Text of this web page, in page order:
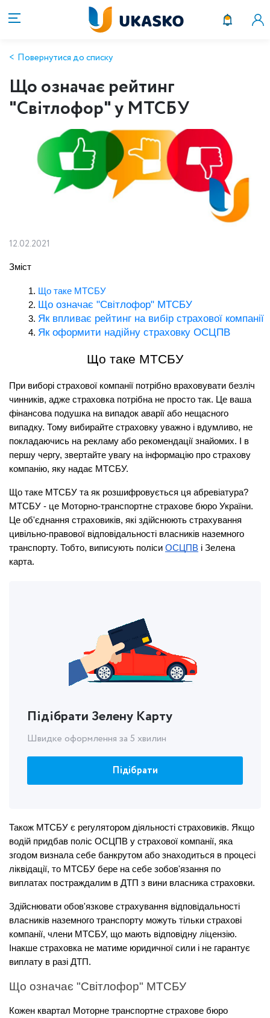
Повернутися до списку
Що означає рейтинг
"Світлофор" у МТСБУ
12.02.2021
Зміст
Що таке МТСБУ
Що означає "Світлофор" МТСБУ
Як впливає рейтинг на вибір страхової компанії
Як оформити надійну страховку ОСЦПВ
Що таке МТСБУ
При виборі страхової компанії потрібно враховувати безліч
чинників, адже страховка потрібна не просто так. Це ваша
фінансова подушка на випадок аварії або нещасного
випадку. Тому вибирайте страховку уважно і вдумливо, не
покладаючись на рекламу або рекомендації знайомих. І в
першу чергу, звертайте увагу на інформацію про страхову
компанію, яку надає МТСБУ.
Що таке МТСБУ та як розшифровується ця абревіатура?
МТСБУ - це Моторно-транспортне страхове бюро України.
Це об'єднання страховиків, які здійснюють страхування
цивільно-правової відповідальності власників наземного
транспорту. Тобто, виписують поліси ОСЦПВ і Зелена
карта.
Підібрати Зелену Карту
Швидке оформлення за 5 хвилин
Підібрати
Також МТСБУ є регулятором діяльності страховиків. Якщо
водій придбав поліс ОСЦПВ у страхової компанії, яка
згодом визнала себе банкрутом або знаходиться в процесі
ліквідації, то МТСБУ бере на себе зобов'язання по
виплатах постраждалим в ДТП з вини власника страховки.
Здійснювати обов'язкове страхування відповідальності
власників наземного транспорту можуть тільки страхові
компанії, члени МТСБУ, що мають відповідну ліцензію.
Інакше страховка не матиме юридичної сили і не гарантує
виплату в разі ДТП.
Що означає "Світлофор" МТСБУ
Кожен квартал Моторне транспортне страхове бюро